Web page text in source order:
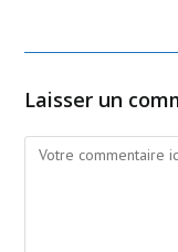
Laisser un
Comment